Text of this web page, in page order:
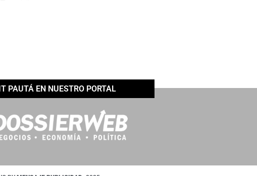
PAUTÁ EN NUESTRO PORTAL